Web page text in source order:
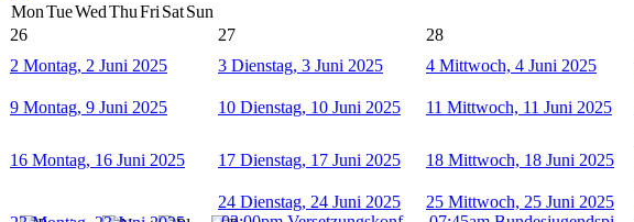
MonTueWedThuFri SatSun
26
27 28
2 Montag, 2 Juni 2025 3 Dienstag, 3 Juni 2025 4 Mittwoch, 4 Juni 2025
9 Montag, 9 Juni 2025 10 Dienstag, 10 Juni 2025 11 Mittwoch, 11 Juni 2025
16 Montag, 16 Juni 2025 17 Dienstag, 17 Juni 2025 18 Mittwoch, 18 Juni 2025
24 Dienstag, 24 Juni 2025
25 Mittwoch, 25 Juni 2025